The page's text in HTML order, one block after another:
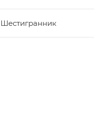
Шестигранник